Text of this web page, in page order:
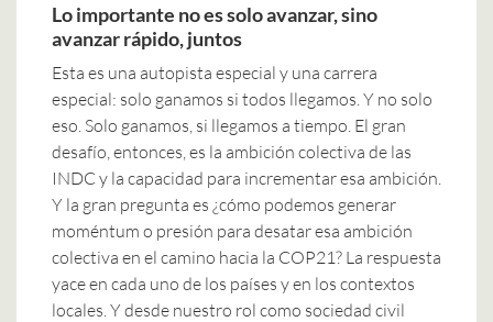
Lo importante no es solo avanzar, sino
avanzar rápido, juntos
Esta es una autopista especial y una carrera
especial: solo ganamos si todos llegamos. Y no solo
eso. Solo ganamos, si llegamos a tiempo. El gran
desafío, entonces, es la ambición colectiva de las
INDC y la capacidad para incrementar esa ambición.
Y la gran pregunta es ¿cómo podemos generar
moméntum o presión para desatar esa ambición
colectiva en el camino hacia la COP21? La respuesta
yace en cada uno de los países y en los contextos
locales. Y desde nuestro rol como sociedad civil